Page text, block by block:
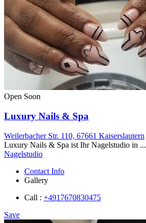
Open Soon
Luxury Nails & Spa
Weilerbacher Str. 110, 67661 Kaiserslautern
Luxury Nails & Spa ist Ihr Nagelstudio in ...
Nagelstudio
Contact Info
Gallery
Call : +4917670830475
Save